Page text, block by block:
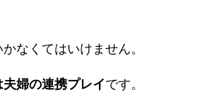
なくてはいけません。
婦の連携プレイです。